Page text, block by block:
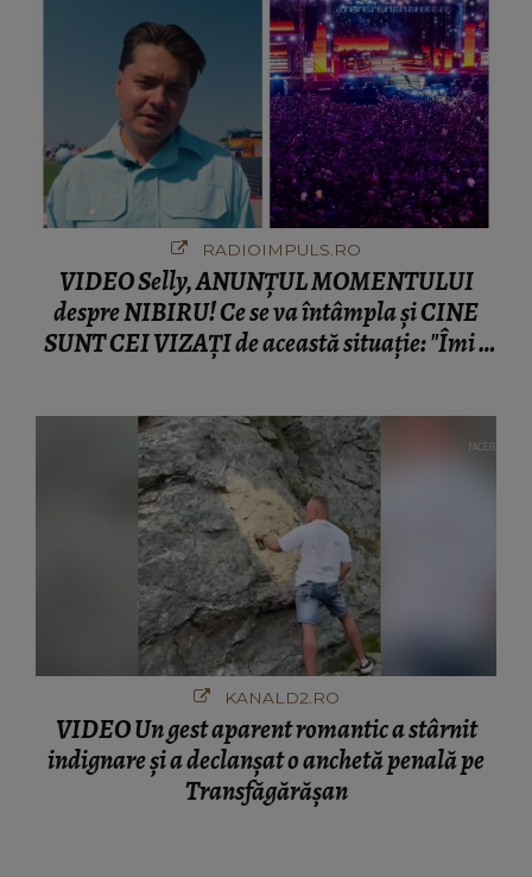
RADIOIMPULS.RO
VIDEO Selly, ANUNȚUL MOMENTULUI
despre NIBIRU! Ce se va întâmpla și CINE
SUNT CEI VIZAȚI de această situație: "Îmi e
KANALD2.RO
VIDEO Un gest aparent romantic a stârnit
indignare și a declanșat o anchetă penală pe
Transfăgărășan